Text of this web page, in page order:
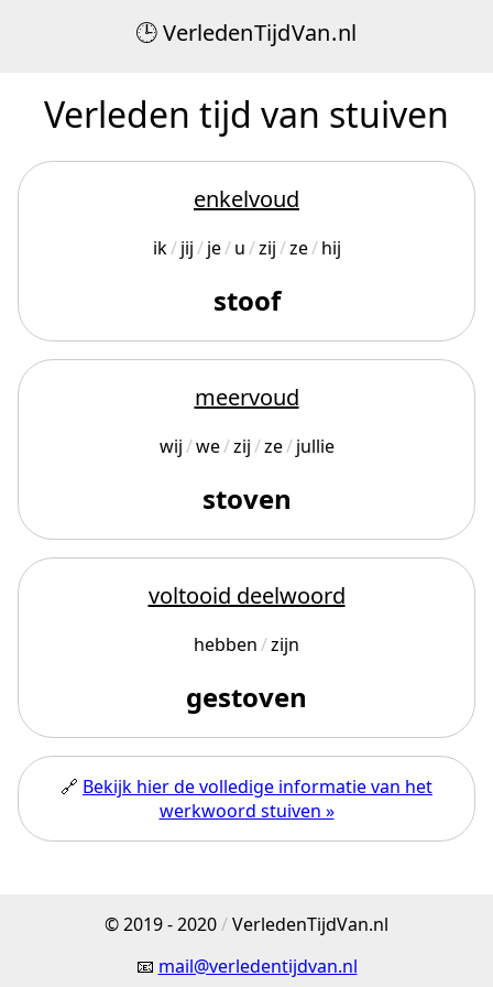
VerledenTijdVan.nl
Verleden tijd van stuiven
enkelvoud
ik jij je u zij ze hij
stoof
meervoud
wij we zij ze jullie
stoven
voltooid deelwoord
hebben zijn
gestoven
🔗 Bekijk hier de volledige informatie van het
werkwoord stuiven »
© 2019 - 2020/VerledenTijdVan.nl
📧 mail@verledentijdvan.nl